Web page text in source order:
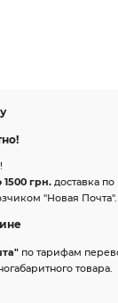
1500 грн. доставка
"Новая Почта".
по тарифам
товара.